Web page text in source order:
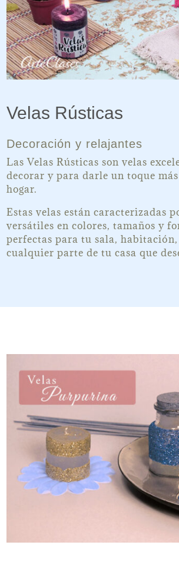
Velas Rústicas
Decoración y relajantes
Las Velas Rústicas son velas
decorar y para darle un toque
hogar.
Estas velas están caracterizadas
versátiles en colores, tamaños y
perfectas para tu sala,
cualquier parte de tu casa que